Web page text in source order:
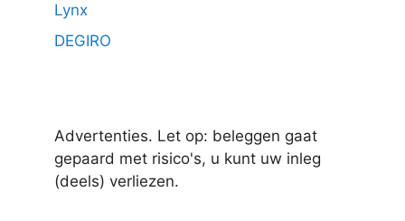
Lynx
DEGIRO
Advertenties. Let op: beleggen gaat
gepaard met risico's, u kunt uw inleg
(deels) verliezen.